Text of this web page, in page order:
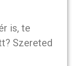
is, te
Szereted